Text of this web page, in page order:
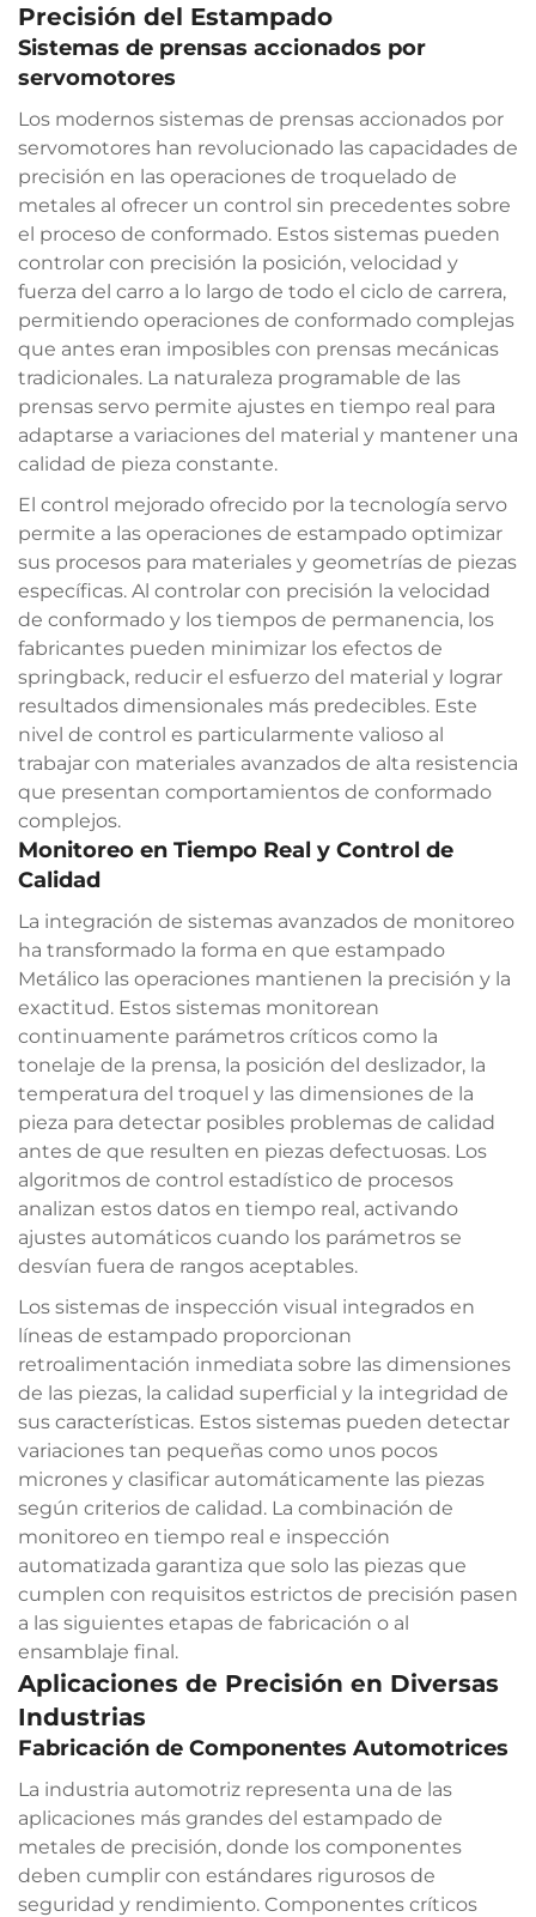
Precisión del Estampado
Sistemas de prensas accionados por
servomotores
Los modernos sistemas de prensas accionados por
servomotores han revolucionado las capacidades de
precisión en las operaciones de troquelado de
metales al ofrecer un control sin precedentes sobre
el proceso de conformado. Estos sistemas pueden
controlar con precisión la posición, velocidad y
fuerza del carro a lo largo de todo el ciclo de carrera,
permitiendo operaciones de conformado complejas
que antes eran imposibles con prensas mecánicas
tradicionales. La naturaleza programable de las
prensas servo permite ajustes en tiempo real para
adaptarse a variaciones del material y mantener una
calidad de pieza constante.
El control mejorado ofrecido por la tecnología servo
permite a las operaciones de estampado optimizar
sus procesos para materiales y geometrías de piezas
específicas. Al controlar con precisión la velocidad
de conformado y los tiempos de permanencia, los
fabricantes pueden minimizar los efectos de
springback, reducir el esfuerzo del material y lograr
resultados dimensionales más predecibles. Este
nivel de control es particularmente valioso al
trabajar con materiales avanzados de alta resistencia
que presentan comportamientos de conformado
complejos.
Monitoreo en Tiempo Real y Control de
Calidad
La integración de sistemas avanzados de monitoreo
ha transformado la forma en que estampado
Metálico las operaciones mantienen la precisión y la
exactitud. Estos sistemas monitorean
continuamente parámetros críticos como la
tonelaje de la prensa, la posición del deslizador, la
temperatura del troquel y las dimensiones de la
pieza para detectar posibles problemas de calidad
antes de que resulten en piezas defectuosas. Los
algoritmos de control estadístico de procesos
analizan estos datos en tiempo real, activando
ajustes automáticos cuando los parámetros se
desvían fuera de rangos aceptables.
Los sistemas de inspección visual integrados en
líneas de estampado proporcionan
retroalimentación inmediata sobre las dimensiones
de las piezas, la calidad superficial y la integridad de
sus características. Estos sistemas pueden detectar
variaciones tan pequeñas como unos pocos
micrones y clasificar automáticamente las piezas
según criterios de calidad. La combinación de
monitoreo en tiempo real e inspección
automatizada garantiza que solo las piezas que
cumplen con requisitos estrictos de precisión pasen
a las siguientes etapas de fabricación o al
ensamblaje final.
Aplicaciones de Precisión en Diversas
Industrias
Fabricación de Componentes Automotrices
La industria automotriz representa una de las
aplicaciones más grandes del estampado de
metales de precisión, donde los componentes
deben cumplir con estándares rigurosos de
seguridad y rendimiento. Componentes críticos